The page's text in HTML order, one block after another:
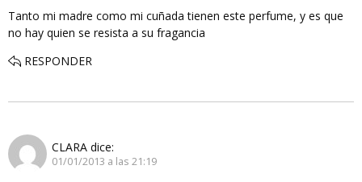
Tanto mi madre como mi cuñada tienen este perfume, y es que
no hay quien se resista a su fragancia
RESPONDER
CLARA dice:
01/01/2013 a las 21:19